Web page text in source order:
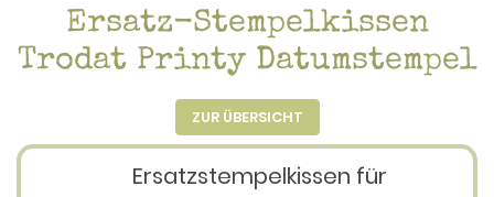
Ersatz-Stempelkissen
Trodat Printy Datumstempel
ZUR ÜBERSICHT
Ersatzstempelkissen für